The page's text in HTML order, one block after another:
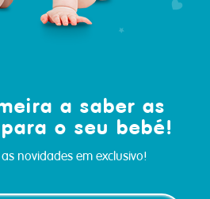
a saber as
o seu bebé!
novidades em exclusivo!